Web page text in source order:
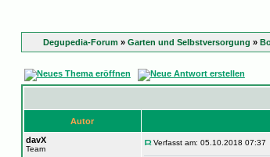
Degupedia-Forum » Garten und Selbstversorgung »
Autor
davX
Team
Verfasst am: 05.10.2018 07:37